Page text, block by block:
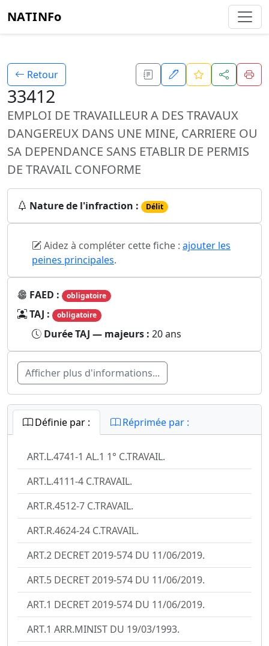
NATINFo
Retour
33412
EMPLOI DE TRAVAILLEUR A DES TRAVAUX
DANGEREUX DANS UNE MINE, CARRIERE OU
SA DEPENDANCE SANS ETABLIR DE PERMIS
DE TRAVAIL CONFORME
Nature de l'infraction : Délit
Aidez à compléter cette fiche : ajouter les
peines principales.
FAED : obligatoire
TAJ : obligatoire
Durée TAJ — majeurs : 20 ans
Afficher plus d'informations...
Définie par : Réprimée par :
ART.L.4741-1 AL.1 1° C.TRAVAIL.
ART.L.4111-4 C.TRAVAIL.
ART.R.4512-7 C.TRAVAIL.
ART.R.4624-24 C.TRAVAIL.
ART.2 DECRET 2019-574 DU 11/06/2019.
ART.5 DECRET 2019-574 DU 11/06/2019.
ART.1 DECRET 2019-574 DU 11/06/2019.
ART.1 ARR.MINIST DU 19/03/1993.